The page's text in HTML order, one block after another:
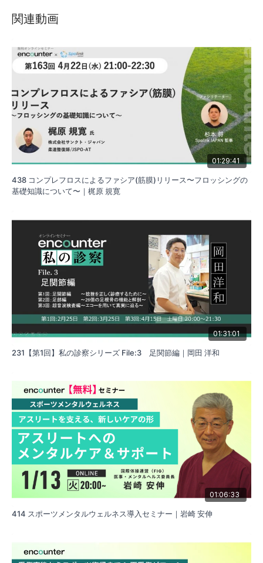
足が実情として存在します。
生体の構造や運動を力学的に探求し正しく理解することは、アス
リートの「動きの経済性=Movement Economy」を向上させる
第一歩となります。
そのため、本セミナーはMovement Economyをキーワードとし
て、野球選手に対する力学的評価に基づいたMovement
economy向上のためのコンディショニング設計図をご紹介しま
す。
関連動画
01:29:41
438 コンプレフロスによるファシア(筋膜)リリース〜フロッシングの
基礎知識について〜｜梶原 規寛
01:31:01
231【第1回】私の診察シリーズ File:3 足関節編｜岡田 洋和
01:06:33
414 スポーツメンタルウェルネス導入セミナー｜岩崎 安伸